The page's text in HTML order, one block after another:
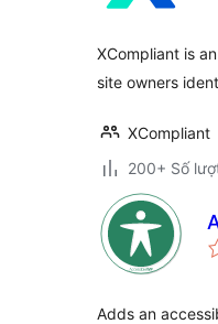
XCompliant is
site owners
XCompliant
200+ Số
Adds an